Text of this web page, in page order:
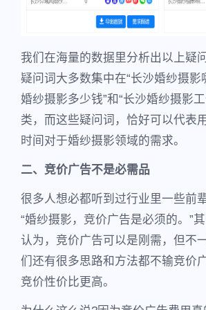
我们在海量的数据里分析出以上疑
疑问词大多数集中在“长沙婚纱摄影
婚纱摄影多少钱”和“长沙婚纱摄影
类，而这些疑问词，恰好可以代表
时间对于婚纱摄影领域的需求。
二、竞价广告不是必需品
很多人想必都听到过行业里一些前
“婚纱摄影，竞价广告是必须的。”
认为，竞价广告可以是刚需，但不
们还有很多思路和方法都不输竞
竞价性价比更高。